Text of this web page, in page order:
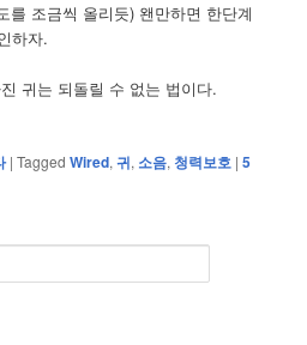
를 조금씩 올리듯) 왠만하면 한단계
하자.
귀는 되돌릴 수 없는 법이다.
|Tagged Wired,귀, 소음, 청력보호 |5